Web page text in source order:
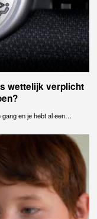
wettelijk verplicht
gang en je hebt al een…